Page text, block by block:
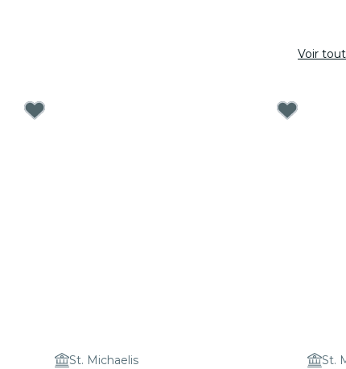
Voir tout
St. Michaelis St.